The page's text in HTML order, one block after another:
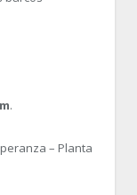
.
– Planta